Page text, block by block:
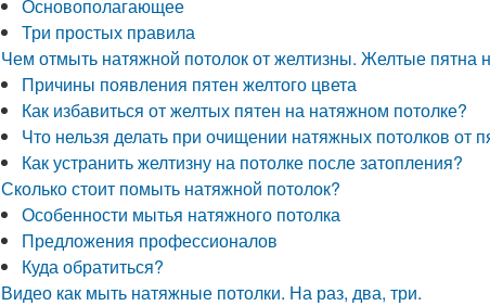
Основополагающее
Три простых правила
Чем отмыть натяжной потолок от желтизны. Желтые пятна
Причины появления пятен желтого цвета
Как избавиться от желтых пятен на натяжном потолке?
Что нельзя делать при очищении натяжных потолков от
Как устранить желтизну на потолке после затопления?
Сколько стоит помыть натяжной потолок?
Особенности мытья натяжного потолка
Предложения профессионалов
Куда обратиться?
Видео как мыть натяжные потолки. На раз, два, три.